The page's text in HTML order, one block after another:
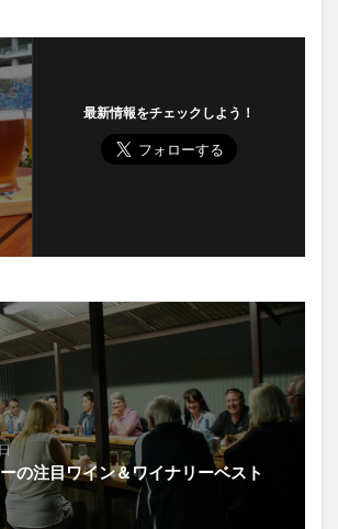
最新情報をチェックしよう！
の注目ワイン＆ワイナリーベスト